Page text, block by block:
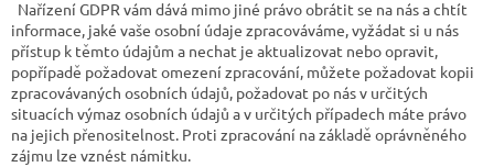
Nařízení GDPR vám dává mimo jiné právo obrátit se na nás a chtít
informace, jaké vaše osobní údaje zpracováváme, vyžádat si u nás
přístup k těmto údajům a nechat je aktualizovat nebo opravit,
popřípadě požadovat omezení zpracování, můžete požadovat kopii
zpracovávaných osobních údajů, požadovat po nás v určitých
situacích výmaz osobních údajů a v určitých případech máte právo
na jejich přenositelnost. Proti zpracování na základě oprávněného
zájmu lze vznést námitku.